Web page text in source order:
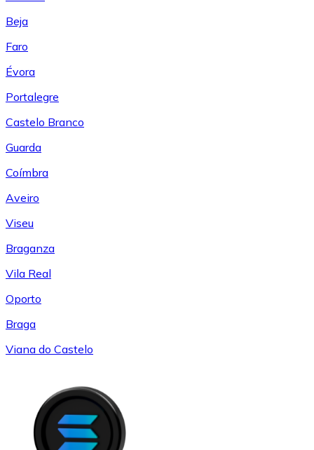
Beja
Faro
Évora
Portalegre
Castelo Branco
Guarda
Coímbra
Aveiro
Viseu
Braganza
Vila Real
Oporto
Braga
Viana do Castelo